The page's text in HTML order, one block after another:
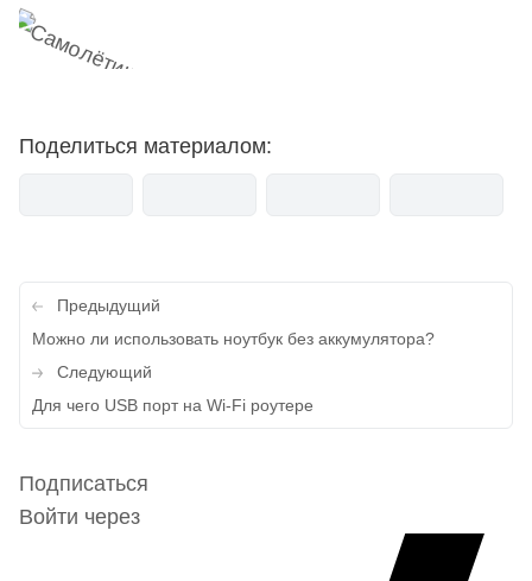
Поделиться материалом:
Навигация
по
записям
Предыдущий
Можно ли использовать ноутбук без аккумулятора?
Следующий
Для чего USB порт на Wi-Fi роутере
Подписаться
Войти через